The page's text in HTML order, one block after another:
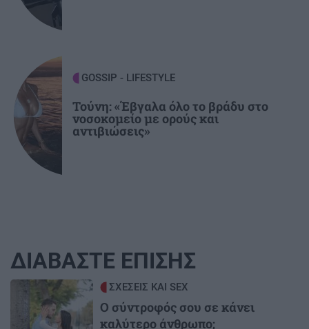
GOSSIP - LIFESTYLE
Τούνη: «Έβγαλα όλο το βράδυ στο
νοσοκομείο με ορούς και
αντιβιώσεις»
ΔΙΑΒΑΣΤΕ ΕΠΙΣΗΣ
ΣΧΕΣΕΙΣ ΚΑΙ SEX
Ο σύντροφός σου σε κάνει
καλύτερο άνθρωπο;